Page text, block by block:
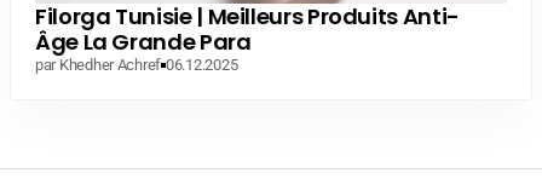
Filorga Tunisie | Meilleurs Produits Anti-
Âge La Grande Para
par Khedher Achref 06.12.2025